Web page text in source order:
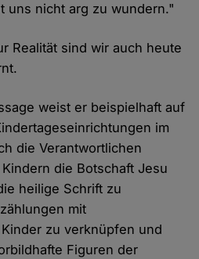
uns nicht arg zu wundern."
Realität sind wir auch heute
weist er beispielhaft auf
im
die Verantwortlichen
die Botschaft Jesu
heilige Schrift zu
mit
zu verknüpfen und
Figuren der